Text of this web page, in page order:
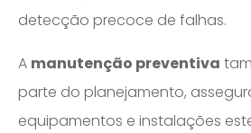
detecção precoce de falhas.
A manutenção preventiva
parte do planejamento,
equipamentos e instalações